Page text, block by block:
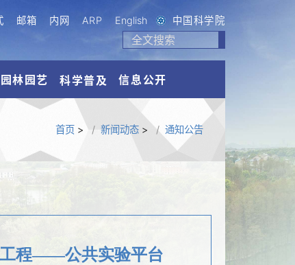
邮箱 内网 ARP English 中国科学院
园林园艺 科学普及 信息公开
首页> 新闻动态> 通知公告
工程——公共实验平台